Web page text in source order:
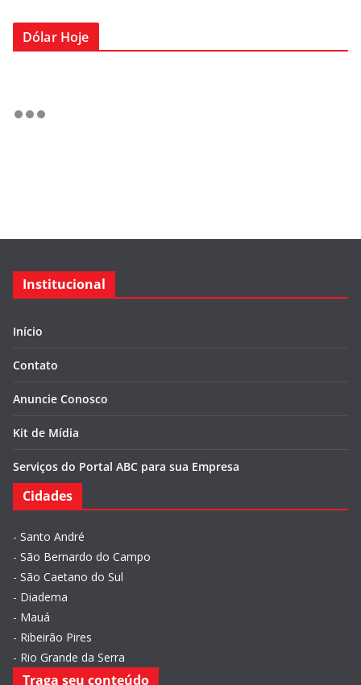
Dólar Hoje
Institucional
Início
Contato
Anuncie Conosco
Kit de Mídia
Serviços do Portal ABC para sua Empresa
Cidades
- Santo André
- São Bernardo do Campo
- São Caetano do Sul
- Diadema
- Mauá
- Ribeirão Pires
- Rio Grande da Serra
Traga seu conteúdo